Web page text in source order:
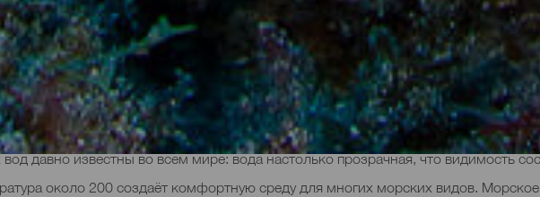
в рай
это настоящий рай для дайверов. Доказательства этому наличие школ и мест
давно известны во всем мире: вода настолько прозрачная, что видимость
около 200 создаёт комфортную среду для многих морских видов.